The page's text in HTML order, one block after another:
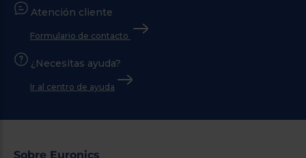
Atención cliente
Formulario de contacto
¿Necesitas ayuda?
Ir al centro de ayuda
Sobre Euronics